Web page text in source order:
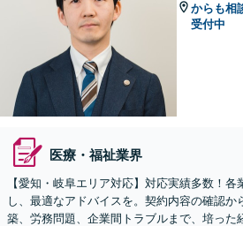
からも相
受付中
医療・福祉業界
【愛知・岐阜エリア対応】対応実績多数！
し、最適なアドバイスを。契約内容の確認か
築、労務問題、企業間トラブルまで、培った